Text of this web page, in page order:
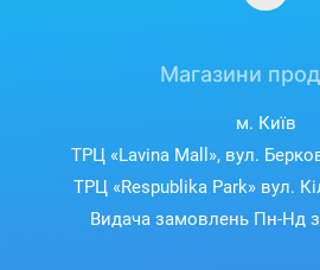
Магазини
м. Київ
ТРЦ «Lavina Mall», вул.
ТРЦ «Respublika Park» вул.
Видача замовлень Пн-Нд